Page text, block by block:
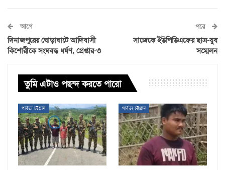
আগে
দিনাজপুরের ঘোড়াঘাটে আদিবাসী
কিশোরীকে সংঘবদ্ধ ধর্ষণ, গ্রেপ্তার-৩
পরে
সাজেকে ইউপিডিএফের ছাত্র-যুব
সম্মেলন
তুমি এটাও পছন্দ করতে পারো
পার্বত্য চট্টগ্রাম পার্বত্য চট্টগ্রাম